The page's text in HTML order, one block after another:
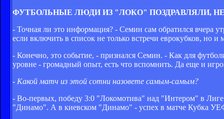
ФУТБОЛЬНЫЕ ЛЮДИ ИЗ "ЛОКО" ПОЗДРАВЛЯЛИ,
- Точная ли это информация? - Семин сам обратился вчера
если включить в список не только встречи еврокубков, но
- Конечно, это событие, - признался Семин. - Как для
уровне - громадный опыт, есть что вспомнить. Да еще и
- Какой матч из этой сотни назовете самым-самым?
- Во-первых, победу 3:0 "Локомотива" над "Интером" в
"Динамо". А в киевском "Динамо" - успех в матче Кубка